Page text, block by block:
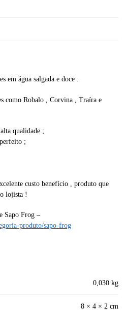
em água salgada e doce .
como Robalo , Corvina , Traíra e
qualidade ;
;
custo benefício , produto que
lojista !
Sapo Frog –
produto/sapo-frog
0,030 kg
8 × 4 × 2 cm